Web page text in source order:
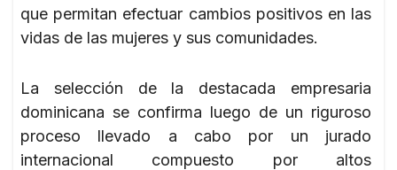
que permitan efectuar cambios positivos en las
vidas de las mujeres y sus comunidades.
La selección de la destacada empresaria
dominicana se confirma luego de un riguroso
proceso llevado a cabo por un jurado
internacional compuesto por altos